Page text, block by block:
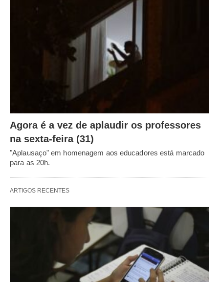
Agora é a vez de aplaudir os professores
na sexta-feira (31)
"Aplausaço" em homenagem aos educadores está marcado
para as 20h.
ARTIGOS RECENTES